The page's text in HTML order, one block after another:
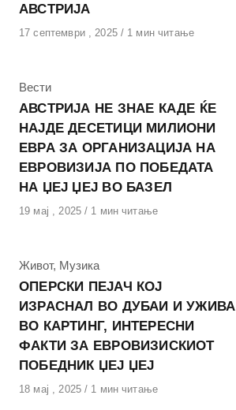
АВСТРИЈА
Објавено
17 септември , 2025 1 мин читање
КАтегорија
Вести
АВСТРИЈА НЕ ЗНАЕ КАДЕ ЌЕ
НАЈДЕ ДЕСЕТИЦИ МИЛИОНИ
ЕВРА ЗА ОРГАНИЗАЦИЈА НА
ЕВРОВИЗИЈА ПО ПОБЕДАТА
НА ЏЕЈ ЏЕЈ ВО БАЗЕЛ
Објавено
19 мај , 2025 1 мин читање
КАтегорија
Живот, Музика
ОПЕРСКИ ПЕЈАЧ КОЈ
ИЗРАСНАЛ ВО ДУБАИ И УЖИВА
ВО КАРТИНГ, ИНТЕРЕСНИ
ФАКТИ ЗА ЕВРОВИЗИСКИОТ
ПОБЕДНИК ЏЕЈ ЏЕЈ
Објавено
18 мај , 2025 1 мин читање